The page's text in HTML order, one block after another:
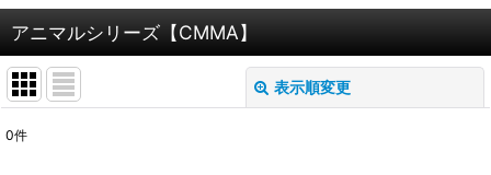
アニマルシリーズ【CMMA】
表示順変更
0件